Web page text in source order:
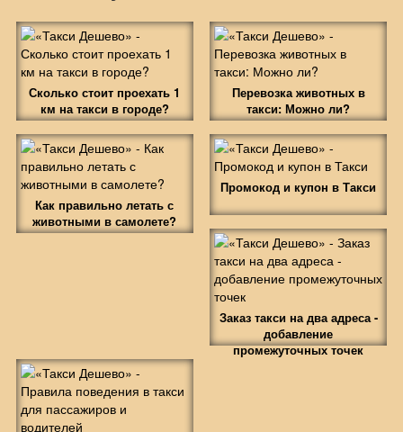
Сколько стоит проехать 1
км на такси в городе?
Перевозка животных в
такси: Можно ли?
Как правильно летать с
животными в самолете?
Промокод и купон в Такси
Заказ такси на два адреса -
добавление
промежуточных точек